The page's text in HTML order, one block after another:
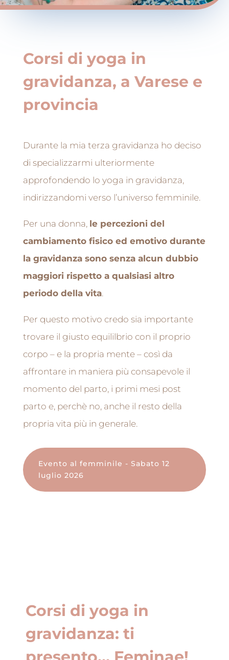
Corsi di yoga in
gravidanza, a Varese e
provincia
Durante la mia terza gravidanza ho deciso
di specializzarmi ulteriormente
approfondendo lo yoga in gravidanza,
indirizzandomi verso l’universo femminile.
Per una donna, le percezioni del
cambiamento fisico ed emotivo durante
la gravidanza sono senza alcun dubbio
maggiori rispetto a qualsiasi altro
periodo della vita.
Per questo motivo credo sia importante
trovare il giusto equililbrio con il proprio
corpo – e la propria mente – così da
affrontare in maniera più consapevole il
momento del parto, i primi mesi post
parto e, perchè no, anche il resto della
propria vita più in generale.
Evento al femminile - Sabato 12
luglio 2026
Corsi di yoga in
gravidanza: ti